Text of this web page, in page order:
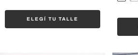
ELEGÍ TU TALLE